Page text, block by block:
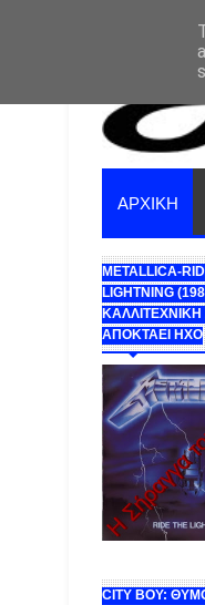
ΑΡΧΙΚΗ
METALLICA-
LIGHTNING
ΚΑΛΛΙΤΕΧΝΙΚΗ
ΑΠΟΚΤΑΕΙ ΗΧΟ
CITY BOY: